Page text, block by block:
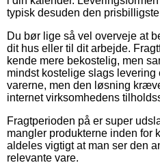
typisk desuden den
Du bør lige så vel overveje at
dit hus eller til dit arbejde.
kende mere bekostelig, men
mindst kostelige slags
varerne, men den løsning
internet virksomhedens
Fragtperioden på er super
mangler produkterne inden for
aldeles vigtigt at man ser den
relevante vare.